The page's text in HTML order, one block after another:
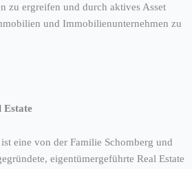
zu ergreifen und durch aktives Asset
und Immobilienunternehmen zu
Estate
eine von der Familie Schomberg und
eigentümergeführte Real Estate